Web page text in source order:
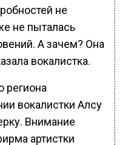
не
не пыталась
А зачем? Она
вокалистка.
региона
вокалистки Алсу
Внимание
артистки